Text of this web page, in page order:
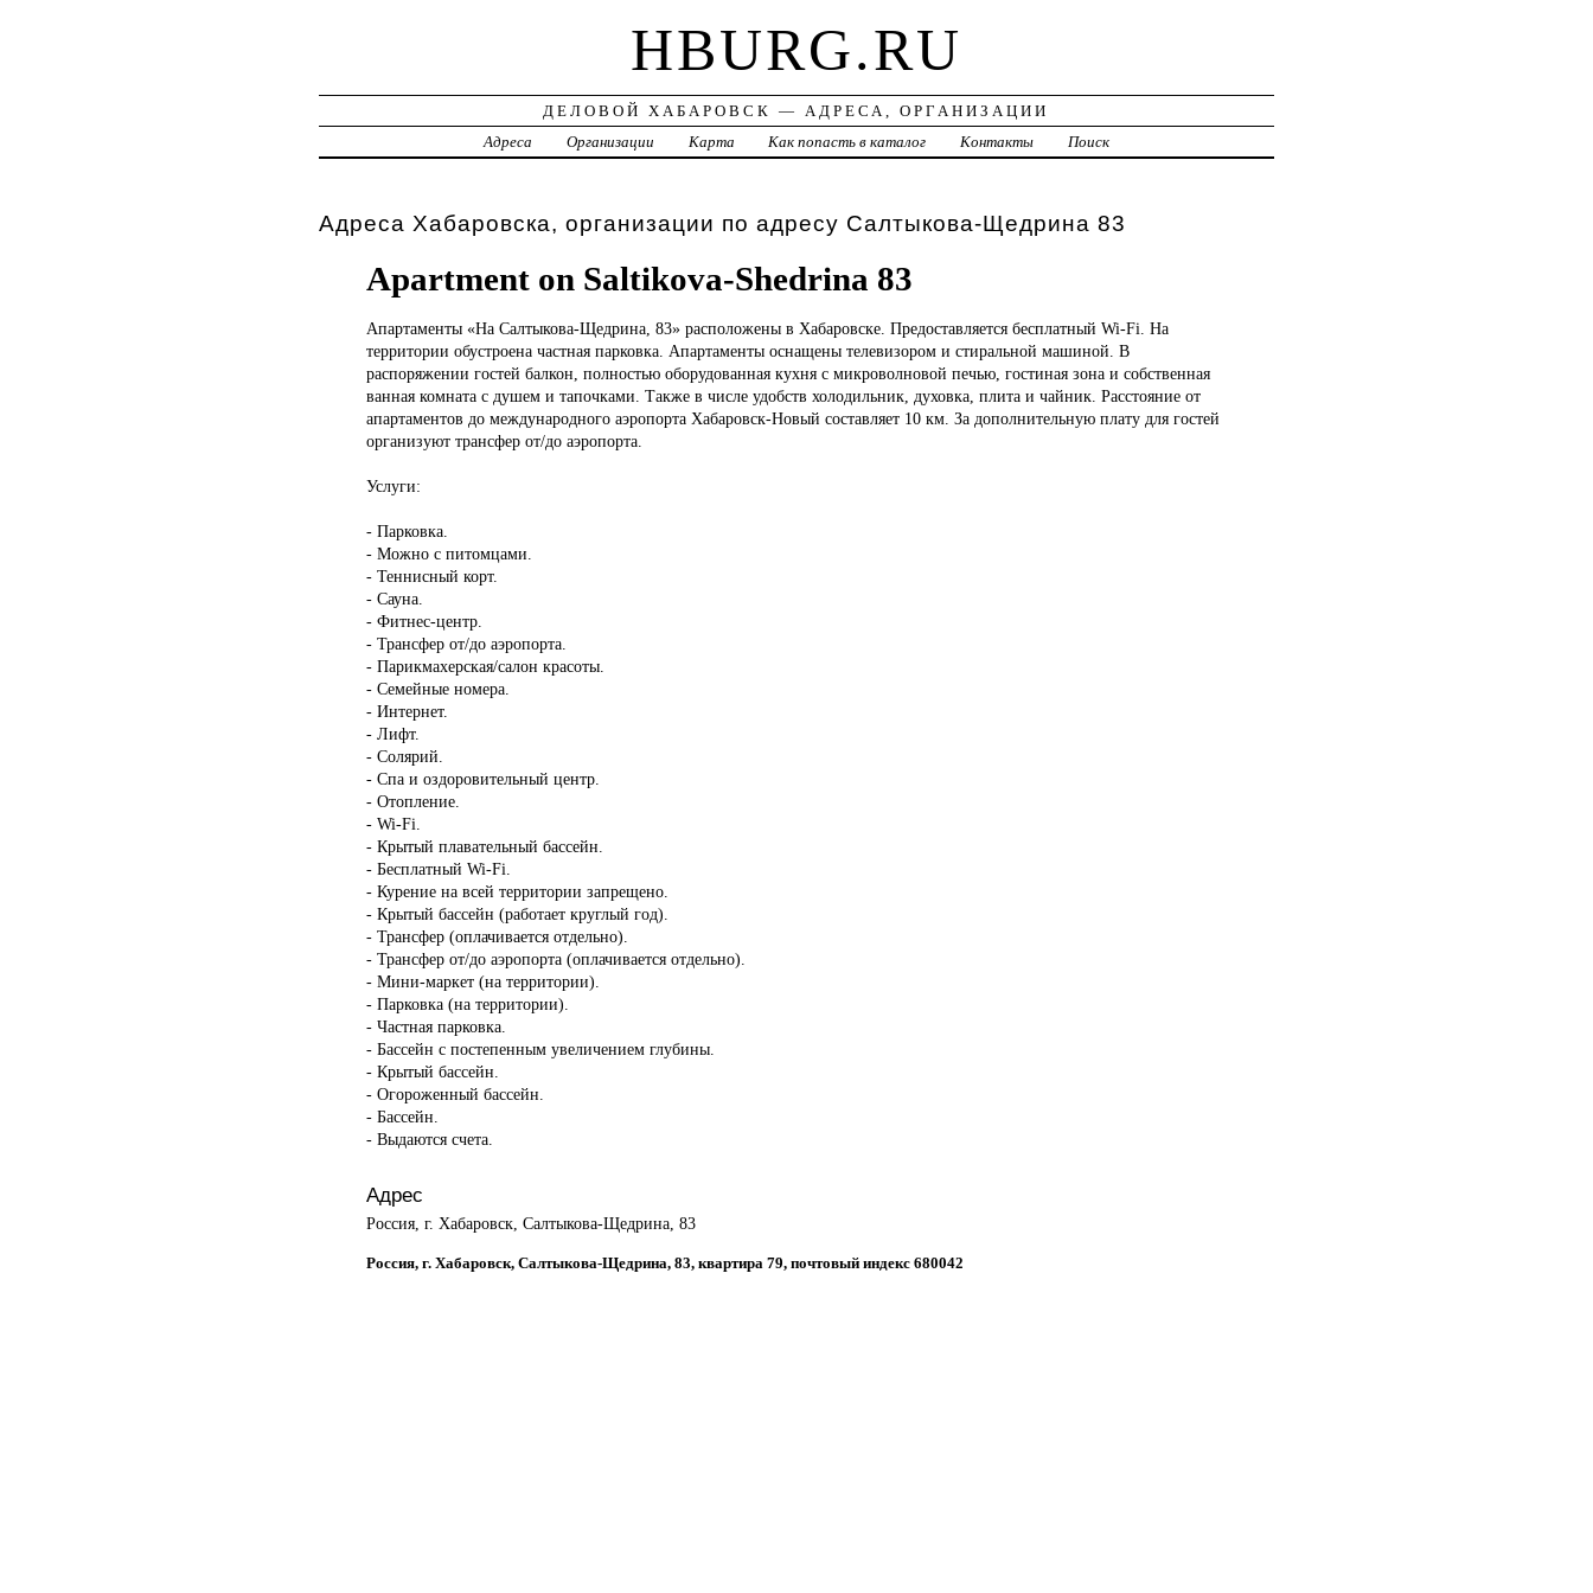
HBURG.RU
ДЕЛОВОЙ ХАБАРОВСК — АДРЕСА, ОРГАНИЗАЦИИ
Адреса
Организации Карта Как попасть в каталог Контакты Поиск
Адреса Хабаровска, организации по адресу Салтыкова-Щедрина 83
Apartment on Saltikova-Shedrina 83
Апартаменты «На Салтыкова-Щедрина, 83» расположены в Хабаровске. Предоставляется бесплатный Wi-Fi. На
территории обустроена частная парковка. Апартаменты оснащены телевизором и стиральной машиной. В
распоряжении гостей балкон, полностью оборудованная кухня с микроволновой печью, гостиная зона и собственная
ванная комната с душем и тапочками. Также в числе удобств холодильник, духовка, плита и чайник. Расстояние от
апартаментов до международного аэропорта Хабаровск-Новый составляет 10 км. За дополнительную плату для гостей
организуют трансфер от/до аэропорта.
Услуги:
- Парковка.
- Можно с питомцами.
- Теннисный корт.
- Сауна.
- Фитнес-центр.
- Трансфер от/до аэропорта.
- Парикмахерская/салон красоты.
- Семейные номера.
- Интернет.
- Лифт.
- Солярий.
- Спа и оздоровительный центр.
- Отопление.
- Wi-Fi.
- Крытый плавательный бассейн.
- Бесплатный Wi-Fi.
- Курение на всей территории запрещено.
- Крытый бассейн (работает круглый год).
- Трансфер (оплачивается отдельно).
- Трансфер от/до аэропорта (оплачивается отдельно).
- Мини-маркет (на территории).
- Парковка (на территории).
- Частная парковка.
- Бассейн с постепенным увеличением глубины.
- Крытый бассейн.
- Огороженный бассейн.
- Бассейн.
- Выдаются счета.
Адрес
Россия, г. Хабаровск, Салтыкова-Щедрина, 83
Россия, г. Хабаровск, Салтыкова-Щедрина, 83, квартира 79, почтовый индекс 680042